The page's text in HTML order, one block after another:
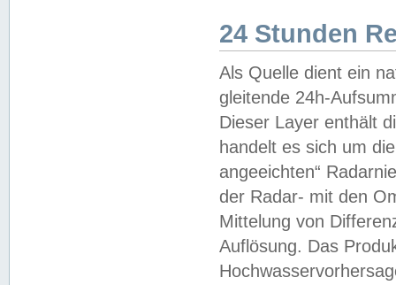
24 Stunden
Als Quelle dient ein
gleitende 24h-
Dieser Layer enthält
handelt es sich um
angeeichten“
der Radar- mit den
Mittelung von
Auflösung. Das